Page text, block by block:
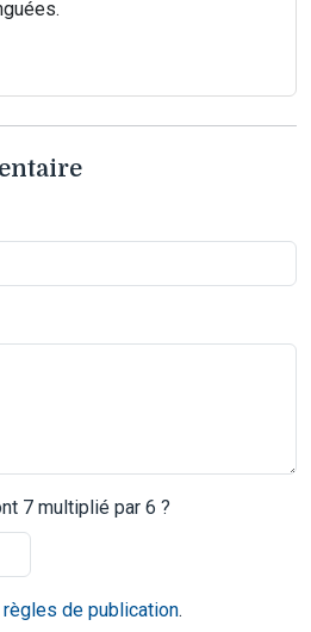
7 multiplié par 6 ?
règles de publication.